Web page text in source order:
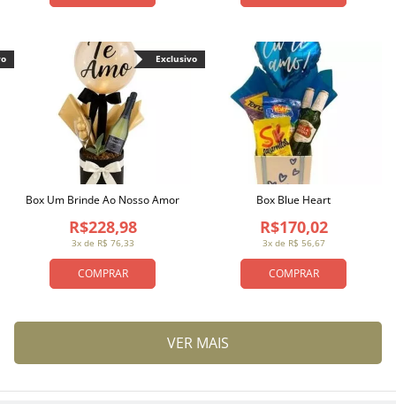
COMPRAR
3x de R$ 76,33
R$228,98
Box Um Brinde Ao Nosso Amor
Exclusivo
COMPRAR
3x de R$ 56,67
R$170,02
Box Blue Heart
VER MAIS